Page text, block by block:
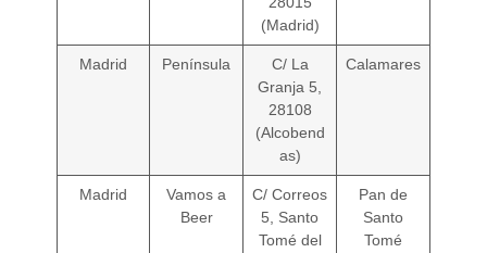
(Madrid)
Madrid Península
C/ La
Granja 5,
28108
(Alcobend
as)
Calamares
Madrid
Vamos a
Beer
C/ Correos
5, Santo
Tomé del
Pan de
Santo
Tomé